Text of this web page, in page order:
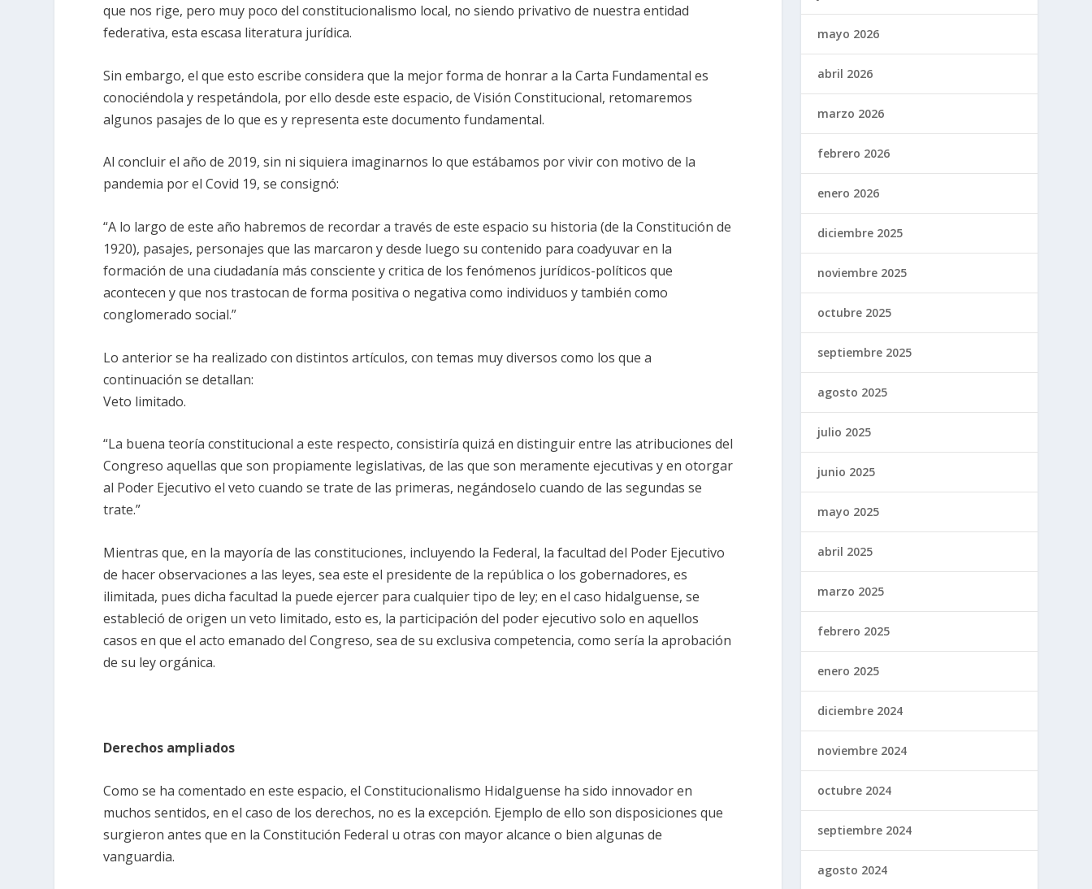
que nos rige, pero muy poco del constitucionalismo local, no siendo privativo de nuestra entidad
federativa, esta escasa literatura jurídica.
Sin embargo, el que esto escribe considera que la mejor forma de honrar a la Carta Fundamental es
conociéndola y respetándola, por ello desde este espacio, de Visión Constitucional, retomaremos
algunos pasajes de lo que es y representa este documento fundamental.
Al concluir el año de 2019, sin ni siquiera imaginarnos lo que estábamos por vivir con motivo de la
pandemia por el Covid 19, se consignó:
“A lo largo de este año habremos de recordar a través de este espacio su historia (de la Constitución de
1920), pasajes, personajes que las marcaron y desde luego su contenido para coadyuvar en la
formación de una ciudadanía más consciente y critica de los fenómenos jurídicos-políticos que
acontecen y que nos trastocan de forma positiva o negativa como individuos y también como
conglomerado social.”
Lo anterior se ha realizado con distintos artículos, con temas muy diversos como los que a
continuación se detallan:
Veto limitado.
“La buena teoría constitucional a este respecto, consistiría quizá en distinguir entre las atribuciones del
Congreso aquellas que son propiamente legislativas, de las que son meramente ejecutivas y en otorgar
al Poder Ejecutivo el veto cuando se trate de las primeras, negándoselo cuando de las segundas se
trate.”
Mientras que, en la mayoría de las constituciones, incluyendo la Federal, la facultad del Poder Ejecutivo
de hacer observaciones a las leyes, sea este el presidente de la república o los gobernadores, es
ilimitada, pues dicha facultad la puede ejercer para cualquier tipo de ley; en el caso hidalguense, se
estableció de origen un veto limitado, esto es, la participación del poder ejecutivo solo en aquellos
casos en que el acto emanado del Congreso, sea de su exclusiva competencia, como sería la aprobación
de su ley orgánica.
Derechos ampliados
Como se ha comentado en este espacio, el Constitucionalismo Hidalguense ha sido innovador en
muchos sentidos, en el caso de los derechos, no es la excepción. Ejemplo de ello son disposiciones que
surgieron antes que en la Constitución Federal u otras con mayor alcance o bien algunas de
vanguardia.
mayo 2026
abril 2026
marzo 2026
febrero 2026
enero 2026
diciembre 2025
noviembre 2025
octubre 2025
septiembre 2025
agosto 2025
julio 2025
junio 2025
mayo 2025
abril 2025
marzo 2025
febrero 2025
enero 2025
diciembre 2024
noviembre 2024
octubre 2024
septiembre 2024
agosto 2024